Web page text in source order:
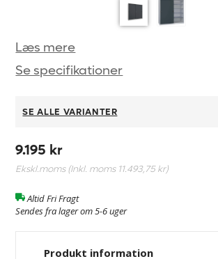
Læs mere
Se specifikationer
SE ALLE VARIANTER
9.195 kr
Ekskl.moms (Inkl. moms 11.493,75 kr)
Altid Fri Fragt
Sendes fra lager om 5-6 uger
Produkt information